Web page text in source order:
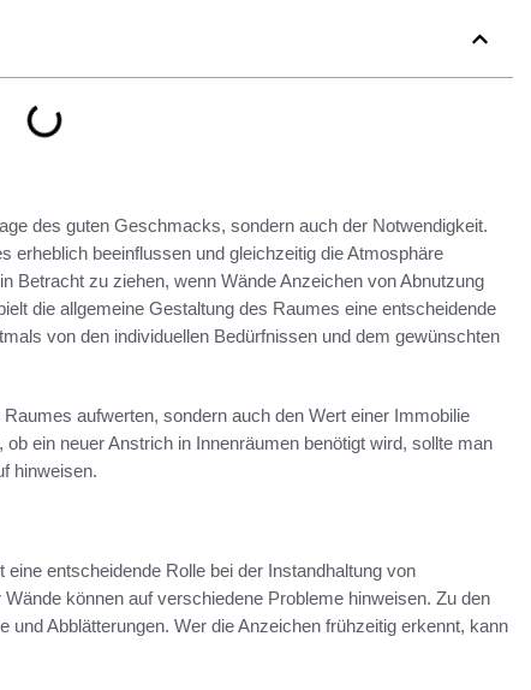
des guten Geschmacks, sondern auch der Notwendigkeit.
erheblich beeinflussen und gleichzeitig die Atmosphäre
Betracht zu ziehen, wenn Wände Anzeichen von Abnutzung
die allgemeine Gestaltung des Raumes eine entscheidende
von den individuellen Bedürfnissen und dem gewünschten
aufwerten, sondern auch den Wert einer Immobilie
ein neuer Anstrich in Innenräumen benötigt wird, sollte man
hinweisen.
entscheidende Rolle bei der Instandhaltung von
können auf verschiedene Probleme hinweisen. Zu den
Abblätterungen. Wer die Anzeichen frühzeitig erkennt, kann